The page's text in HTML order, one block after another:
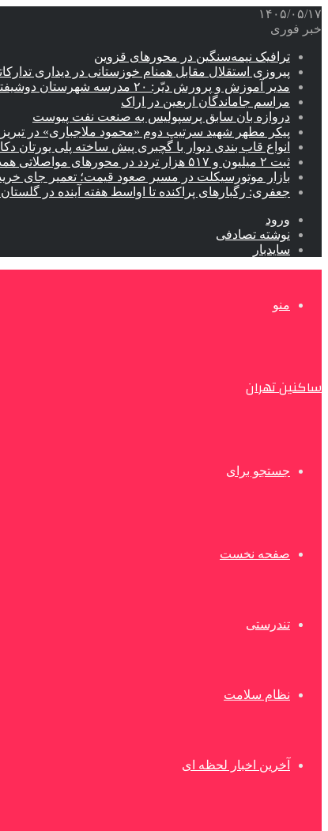
۱۴۰۵/۰۵/۱۷
خبر فوری
ترافیک نیمه‌سنگین در محورهای قزوین
پیروزی استقلال مقابل همنام خوزستانی در دیداری
مدیر آموزش و پرورش دیّر: ۲۰ مدرسه شهرستان دوشیفته است
مراسم جاماندگان اربعین در اراک
دروازه بان سابق پرسپولیس به صنعت نفت پیوست
پیکر مطهر شهید سرتیپ دوم «محمود ملاجباری» در
انواع قاب بندی دیوار با گچبری پیش ساخته پلی
ثبت ۲ میلیون و ۵۱۷ هزار تردد در محورهای مواصلاتی همدان در ایام اربعین
بازار موتورسیکلت در مسیر صعود قیمت؛ تعمیر جای
جعفری: رگبارهای پراکنده تا اواسط هفته آینده در گلستان
ورود
نوشته تصادفی
سایدبار
منو
ساکنین تهران
جستجو برای
صفحه نخست
تندرستی
نظام سلامت
آخرین اخبار لحظه ای